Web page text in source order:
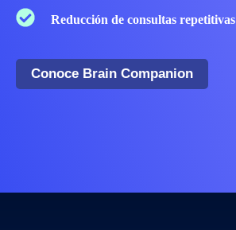
Reducción de consultas repetitivas
Conoce Brain Companion